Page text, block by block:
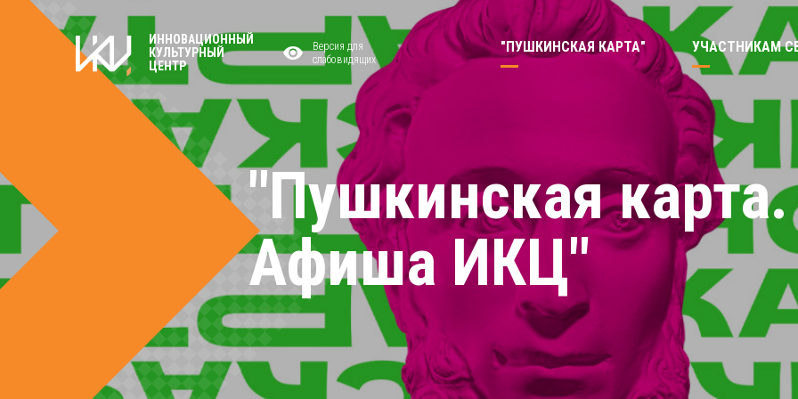
ИННОВАЦИОННЫЙ
КУЛЬТУРНЫЙ
ЦЕНТР
Версия для
слабовидящих
"ПУШКИНСКАЯ КАРТА" УЧАСТНИКАМ
"Пушкинская карта.
Афиша ИКЦ"